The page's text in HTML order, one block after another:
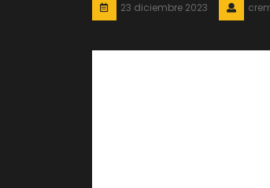
23 diciembre 2023